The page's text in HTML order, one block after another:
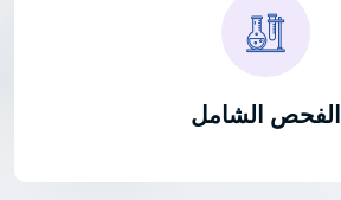
الفحص الشامل